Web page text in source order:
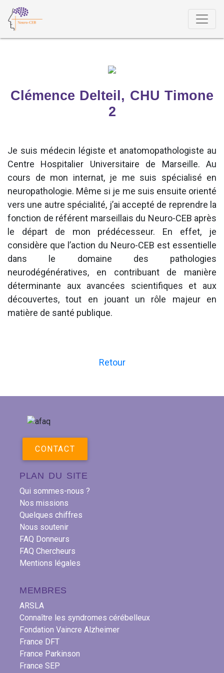
Clémence Delteil, CHU Timone
2
Je suis médecin légiste et anatomopathologiste au
Centre Hospitalier Universitaire de Marseille. Au
cours de mon internat, je me suis spécialisé en
neuropathologie. Même si je me suis ensuite orienté
vers une autre spécialité, j’ai accepté de reprendre la
fonction de référent marseillais du Neuro-CEB après
le départ de mon prédécesseur. En effet, je
considère que l’action du Neuro-CEB est essentielle
dans le domaine des pathologies
neurodégénératives, en contribuant de manière
déterminante aux avancées scientifiques et aux
découvertes, tout en jouant un rôle majeur en
matière de santé publique.
Retour
CONTACT
PLAN DU SITE
Qui sommes-nous ?
Nos missions
Quelques chiffres
Nous soutenir
FAQ Donneurs
FAQ Chercheurs
Mentions légales
MEMBRES
ARSLA
Connaître les syndromes cérébelleux
Fondation Vaincre Alzheimer
France DFT
France Parkinson
France SEP